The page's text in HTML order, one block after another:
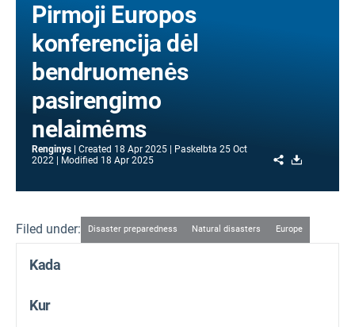
Pirmoji Europos
konferencija dėl
bendruomenės
pasirengimo
nelaimėms
Renginys Created 18 Apr 2025 Paskelbta 25 Oct
2022
Modified 18 Apr 2025 Share
Filed under: Disaster preparedness Natural disasters Europe
Kada
Kur